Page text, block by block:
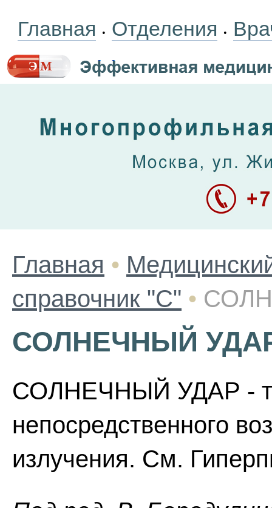
Главная • Отделения •
Главная •
справочник "С" •
СОЛНЕЧНЫЙ
СОЛНЕЧНЫЙ УДАР -
непосредственного
излучения. См.